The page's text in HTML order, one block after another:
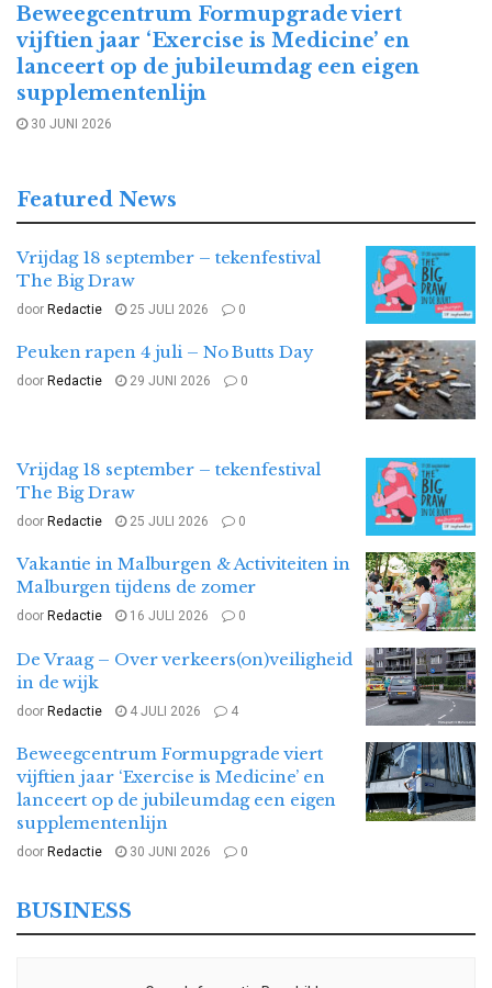
Beweegcentrum Formupgrade viert
vijftien jaar ‘Exercise is Medicine’ en
lanceert op de jubileumdag een eigen
supplementenlijn
30 JUNI 2026
Featured News
Vrijdag 18 september – tekenfestival
The Big Draw
door Redactie 25 JULI 2026 0
Peuken rapen 4 juli – No Butts Day
door Redactie 29 JUNI 2026 0
Vrijdag 18 september – tekenfestival
The Big Draw
door Redactie 25 JULI 2026 0
Vakantie in Malburgen & Activiteiten in
Malburgen tijdens de zomer
door Redactie 16 JULI 2026 0
De Vraag – Over verkeers(on)veiligheid
in de wijk
door Redactie 4 JULI 2026 4
Beweegcentrum Formupgrade viert
vijftien jaar ‘Exercise is Medicine’ en
lanceert op de jubileumdag een eigen
supplementenlijn
door Redactie 30 JUNI 2026 0
BUSINESS